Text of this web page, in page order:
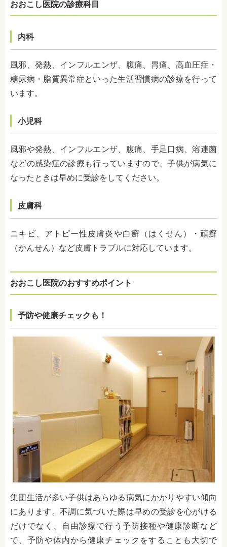
おおこし医院の診療科目
内科
風邪、発熱、インフルエンザ、腹痛、胃痛、高血圧症・
糖尿病・脂質異常症といった生活習慣病の診療を行って
います。
小児科
風邪や発熱、インフルエンザ、腹痛、手足口病、溶連菌
などの感染症の診療も行っていますので、子供が病気に
なったときは早めに受診をしてください。
皮膚科
ニキビ、アトピー性皮膚炎や白癬（はくせん）・頑癬
（かんせん）など皮膚トラブルに対応しています。
おおこし医院のおすすめポイント
予防や健康チェックも！
集団生活が多い子供はあらゆる病気にかかりやすい傾向
にあります。不調に気づいた際は早めの受診を心がける
だけでなく、自由診療で行う予防接種や健康診断など
で、予防や体内から健康チェックをすることも大切で